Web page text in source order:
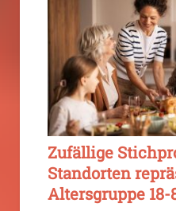
Zufällige
Standorten
Altersgruppe 18-